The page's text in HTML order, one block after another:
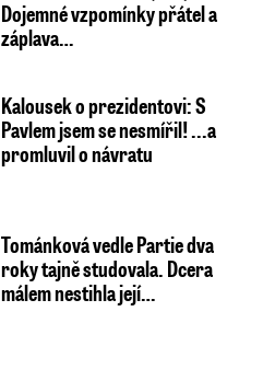
Dojemné vzpomínky přátel a
záplava…
Kalousek o prezidentovi: S
Pavlem jsem se nesmířil! ...a
promluvil o návratu
Tománková vedle Partie dva
roky tajně studovala. Dcera
málem nestihla její…